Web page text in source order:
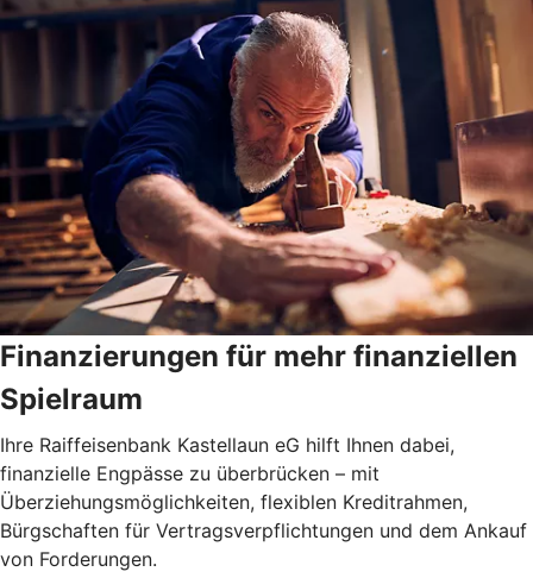
Finanzierungen für mehr finanziellen
Spielraum
Ihre Raiffeisenbank Kastellaun eG hilft Ihnen dabei,
finanzielle Engpässe zu überbrücken – mit
Überziehungsmöglichkeiten, flexiblen Kreditrahmen,
Bürgschaften für Vertragsverpflichtungen und dem Ankauf
von Forderungen.